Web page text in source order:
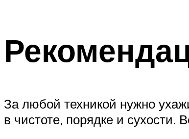
За любой техникой нужно
в чистоте, порядке и сухости.